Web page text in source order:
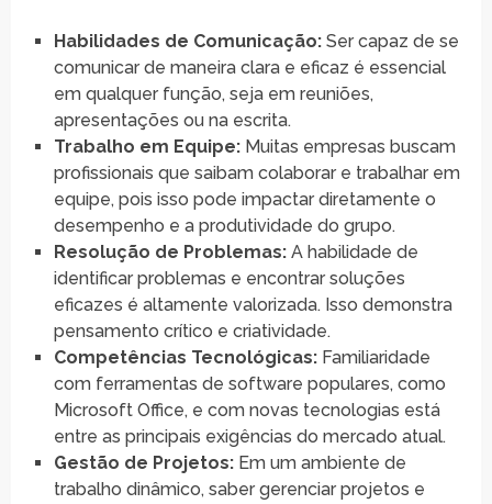
Habilidades de Comunicação:Ser capaz de se
comunicar de maneira clara e eficaz é essencial
em qualquer função, seja em reuniões,
apresentações ou na escrita.
Trabalho em Equipe:Muitas empresas buscam
profissionais que saibam colaborar e trabalhar em
equipe, pois isso pode impactar diretamente o
desempenho e a produtividade do grupo.
Resolução de Problemas:A habilidade de
identificar problemas e encontrar soluções
eficazes é altamente valorizada. Isso demonstra
pensamento crítico e criatividade.
Competências Tecnológicas:Familiaridade
com ferramentas de software populares, como
Microsoft Office, e com novas tecnologias está
entre as principais exigências do mercado atual.
Gestão de Projetos:Em um ambiente de
trabalho dinâmico, saber gerenciar projetos e